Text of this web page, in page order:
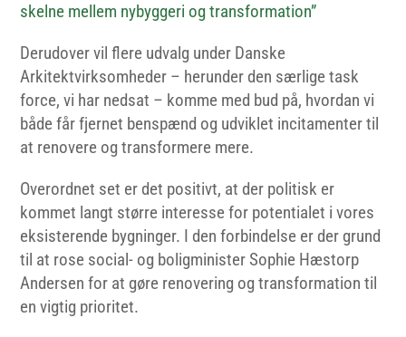
skelne mellem nybyggeri og transformation”
Derudover vil flere udvalg under Danske
Arkitektvirksomheder – herunder den særlige task
force, vi har nedsat – komme med bud på, hvordan vi
både får fjernet benspænd og udviklet incitamenter til
at renovere og transformere mere.
Overordnet set er det positivt, at der politisk er
kommet langt større interesse for potentialet i vores
eksisterende bygninger. I den forbindelse er der grund
til at rose social- og boligministerSophie Hæstorp
Andersen for at gøre renovering og transformation til
en vigtig prioritet.